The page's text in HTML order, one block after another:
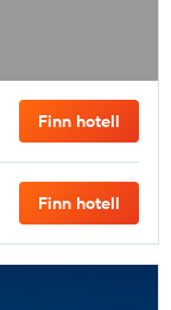
Finn hotell
Finn hotell